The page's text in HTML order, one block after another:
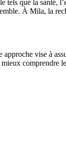
que la
À Mila, la
vise à